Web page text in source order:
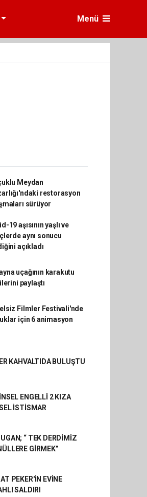
Menü
Meydan
restorasyon
sürüyor
19 aşısının yaşlı ve
aynı sonucu
açıkladı
uçağının karakutu
paylaştı
Filmler Festivali'nde
için 6 animasyon
KAHVALTIDA BULUŞTU
ENGELLİ 2 KIZA
İSTİSMAR
“ TEK DERDİMİZ
GİRMEK”
PEKER'İN EVİNE
SALDIRI